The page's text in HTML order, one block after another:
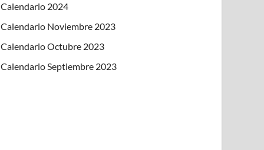
Calendario 2024
Calendario Noviembre 2023
Calendario Octubre 2023
Calendario Septiembre 2023